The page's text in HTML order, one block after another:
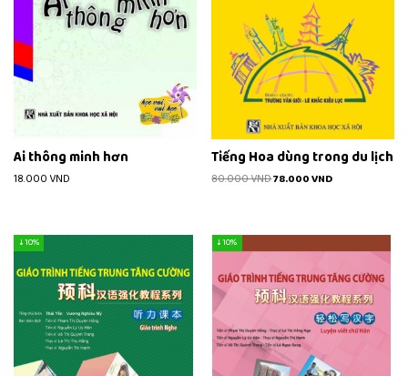
Ai thông minh hơn
18.000 VND
Tiếng Hoa dùng trong du lịch
80.000VND78.000VND
↓ 10% ↓ 10%